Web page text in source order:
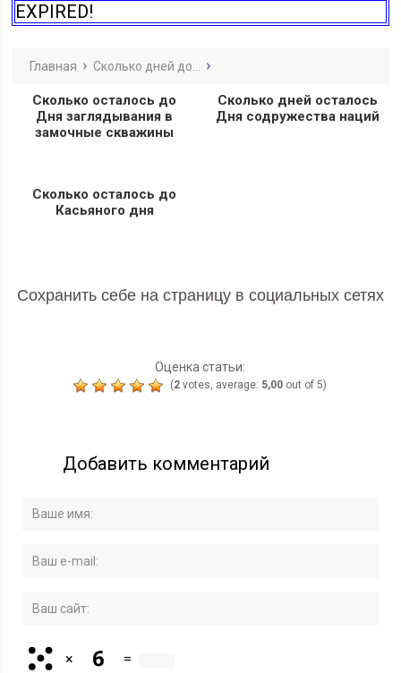
EXPIRED!
Главная Сколько дней до...
Сколько осталось до
Дня заглядывания в
замочные скважины
Сколько дней осталось
Дня содружества наций
Сколько осталось до
Касьяного дня
Сохранить себе на страницу в социальных сетях
Оценка статьи:
(2 votes, average: 5,00 out of 5)
Добавить комментарий
× =